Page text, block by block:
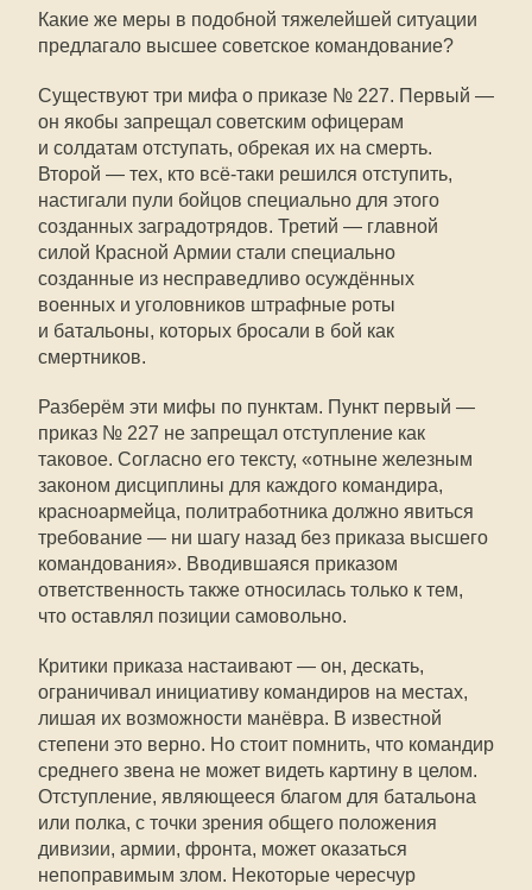
Какие же меры в подобной тяжелейшей ситуации
предлагало высшее советское командование?
Существуют три мифа о приказе № 227. Первый —
он якобы запрещал советским офицерам
и солдатам отступать, обрекая их на смерть.
Второй — тех, кто всё-таки решился отступить,
настигали пули бойцов специально для этого
созданных заградотрядов. Третий — главной
силой Красной Армии стали специально
созданные из несправедливо осуждённых
военных и уголовников штрафные роты
и батальоны, которых бросали в бой как
смертников.
Разберём эти мифы по пунктам. Пункт первый —
приказ № 227 не запрещал отступление как
таковое. Согласно его тексту, «отныне железным
законом дисциплины для каждого командира,
красноармейца, политработника должно явиться
требование — ни шагу назад без приказа высшего
командования». Вводившаяся приказом
ответственность также относилась только к тем,
что оставлял позиции самовольно.
Критики приказа настаивают — он, дескать,
ограничивал инициативу командиров на местах,
лишая их возможности манёвра. В известной
степени это верно. Но стоит помнить, что командир
среднего звена не может видеть картину в целом.
Отступление, являющееся благом для батальона
или полка, с точки зрения общего положения
дивизии, армии, фронта, может оказаться
непоправимым злом. Некоторые чересчур